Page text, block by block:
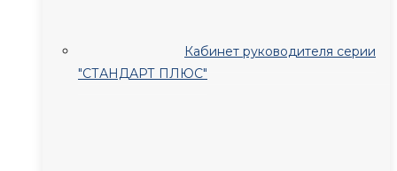
Кабинет руководителя серии
"СТАНДАРТ ПЛЮС"